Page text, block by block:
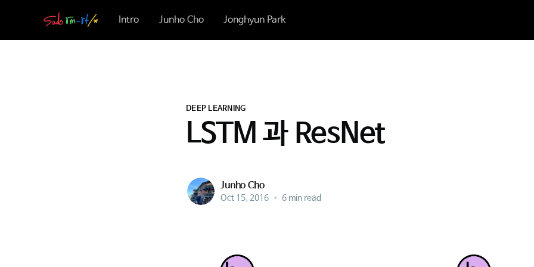
Intro Junho Cho Jonghyun Park
DEEP LEARNING
LSTM 과 ResNet
Junho Cho
Oct 15, 2016 • 6 min read